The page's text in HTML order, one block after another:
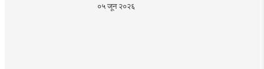
०५ जून २०२६